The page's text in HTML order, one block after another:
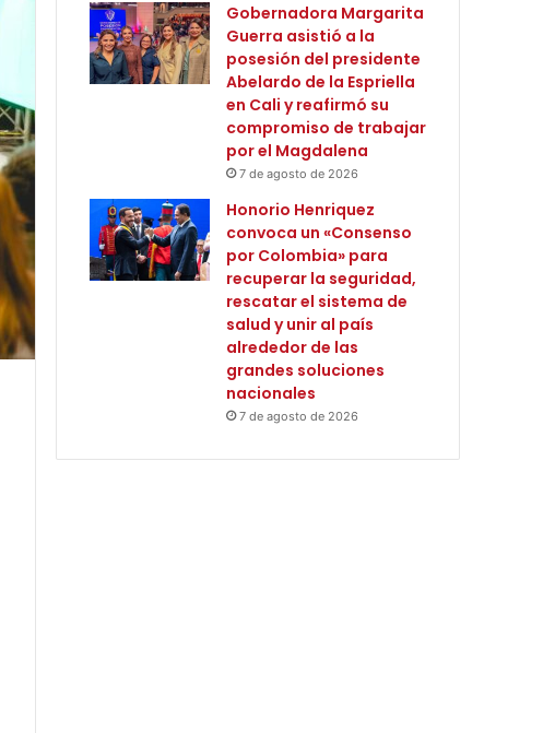
Gobernadora Margarita
Guerra asistió a la
posesión del presidente
Abelardo de la Espriella
en Cali y reafirmó su
compromiso de trabajar
por el Magdalena
7 de agosto de 2026
Honorio Henriquez
convoca un «Consenso
por Colombia» para
recuperar la seguridad,
rescatar el sistema de
salud y unir al país
alrededor de las
grandes soluciones
nacionales
7 de agosto de 2026